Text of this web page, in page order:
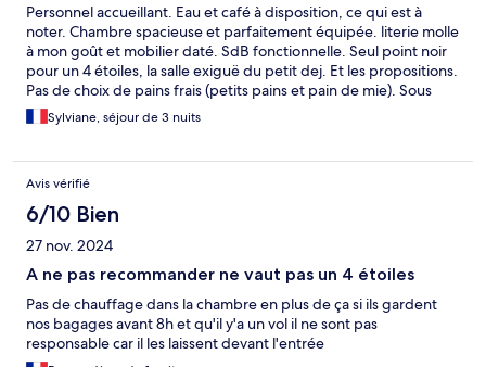
Personnel accueillant. Eau et café à disposition, ce qui est à
noter. Chambre spacieuse et parfaitement équipée. literie molle
à mon goût et mobilier daté. SdB fonctionnelle. Seul point noir
pour un 4 étoiles, la salle exiguë du petit dej. Et les propositions.
Pas de choix de pains frais (petits pains et pain de mie). Sous
couvert d'écologie, pas de yahourts (excepté 1 sorte à la
louche), beurre présenté entier et chacun se sert (pas tjrs
bref le minimum. Pour terminer hôtel bien situé (gare, tram,
centre ville, mer) mais comme partout les quartiers gare sont ce
qu'ils sont....
Sylviane, séjour de 3 nuits
Avis vérifié
6/10 Bien
27 nov. 2024
A ne pas recommander ne vaut pas un 4 étoiles
Pas de chauffage dans la chambre en plus de ça si ils gardent
nos bagages avant 8h et qu'il y'a un vol il ne sont pas
responsable car il les laissent devant l'entrée